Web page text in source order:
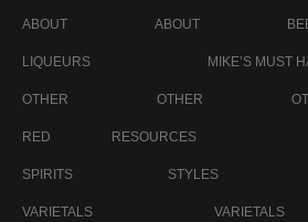
ABOUT ABOUT
LIQUEURS MIKE’S MUST
OTHER OTHER
RED RESOURCES
SPIRITS STYLES
VARIETALS VARIETALS